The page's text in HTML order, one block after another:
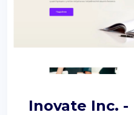
Inovate Inc. -